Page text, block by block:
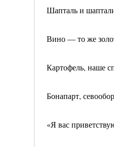
Шапталь и
Вино — то же
Картофель, наше
Бонапарт,
«Я вас